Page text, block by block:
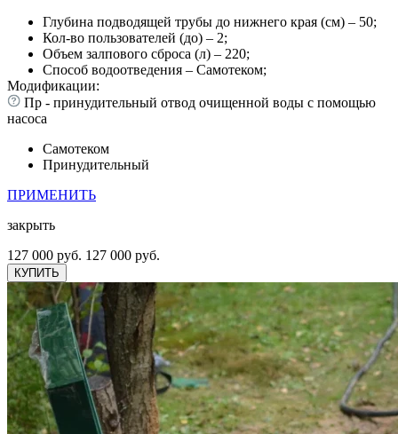
Глубина подводящей трубы до нижнего края (см) – 50;
Кол-во пользователей (до) – 2;
Объем залпового сброса (л) – 220;
Способ водоотведения – Самотеком;
Модификации:
Пр - принудительный отвод очищенной воды с помощью
насоса
Самотеком
Принудительный
ПРИМЕНИТЬ
закрыть
127 000 руб. 127 000 руб.
КУПИТЬ